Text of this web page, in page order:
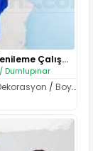
Duvar Boya Yenileme Çalışması..
Dumlupınar
/Boya & Badana